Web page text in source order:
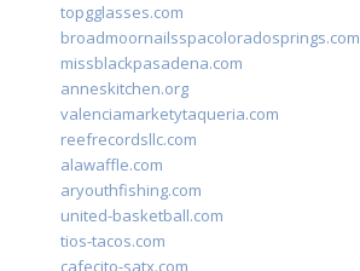
topgglasses.com
broadmoornailsspacoloradosprings.com
missblackpasadena.com
anneskitchen.org
valenciamarketytaqueria.com
reefrecordsllc.com
alawaffle.com
aryouthfishing.com
united-basketball.com
tios-tacos.com
cafecito-satx.com